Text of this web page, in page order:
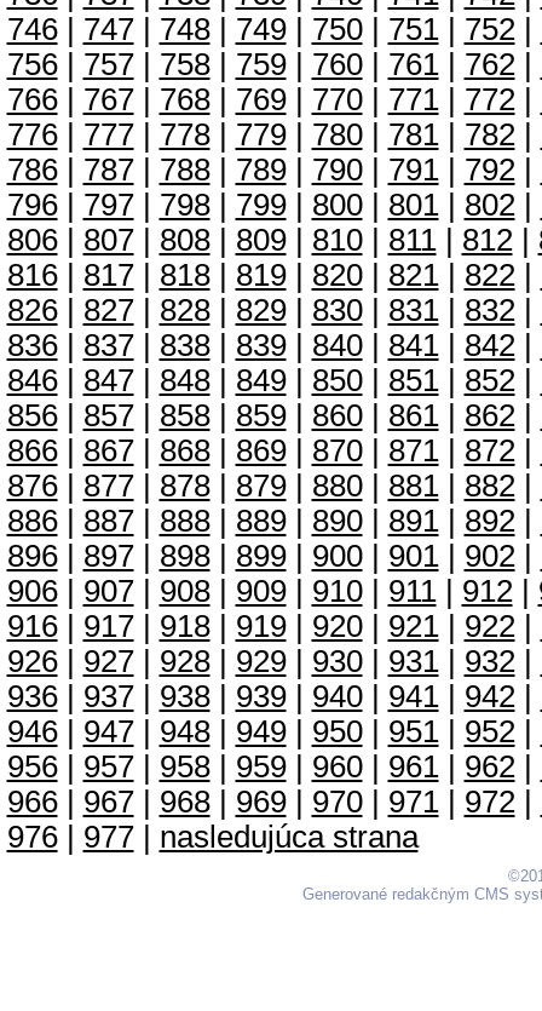
746| 747| 748| 749| 750| 751| 752|
756| 757| 758| 759| 760| 761| 762|
766| 767| 768| 769| 770| 771| 772|
776| 777| 778| 779| 780| 781| 782|
786| 787| 788| 789| 790| 791| 792|
796| 797| 798| 799| 800| 801| 802|
806| 807| 808| 809| 810| 811| 812|
816| 817| 818| 819| 820| 821| 822|
826| 827| 828| 829| 830| 831| 832|
836| 837| 838| 839| 840| 841| 842|
846| 847| 848| 849| 850| 851| 852|
856| 857| 858| 859| 860| 861| 862|
866| 867| 868| 869| 870| 871| 872|
876| 877| 878| 879| 880| 881| 882|
886| 887| 888| 889| 890| 891| 892|
896| 897| 898| 899| 900| 901| 902|
906| 907| 908| 909| 910| 911| 912|
916| 917| 918| 919| 920| 921| 922|
926| 927| 928| 929| 930| 931| 932|
936| 937| 938| 939| 940| 941| 942|
946| 947| 948| 949| 950| 951| 952|
956| 957| 958| 959| 960| 961| 962|
966| 967| 968| 969| 970| 971| 972|
976| 977| nasledujúca strana
Generované redakčným CMS